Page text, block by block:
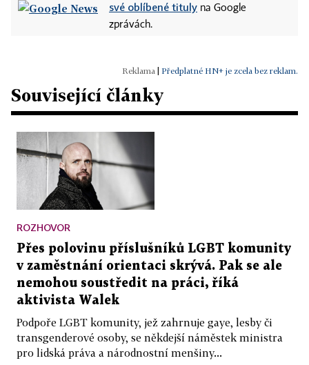
své oblíbené tituly na Google
zprávách.
Předplatné HN+ je zcela bez reklam.
Související články
ROZHOVOR
Přes polovinu příslušníků LGBT komunity
v zaměstnání orientaci skrývá. Pak se ale
nemohou soustředit na práci, říká
aktivista Walek
Podpoře LGBT komunity, jež zahrnuje gaye, lesby či
transgenderové osoby, se někdejší náměstek ministra
pro lidská práva a národnostní menšiny...